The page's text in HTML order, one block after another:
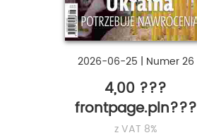
2026-06-25 | Numer 26
4,00 ???
frontpage.pln???
z VAT 8%